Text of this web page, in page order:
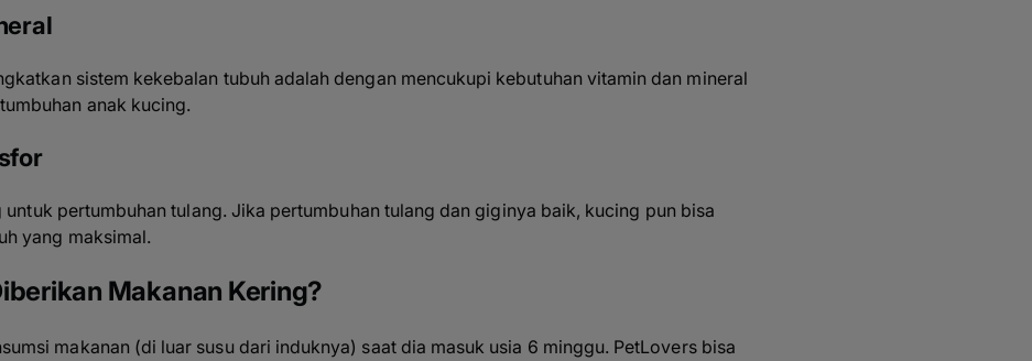
sistem kekebalan tubuh adalah dengan mencukupi kebutuhan vitamin dan mineral
anak kucing.
untuk pertumbuhan tulang. Jika pertumbuhan tulang dan giginya baik, kucing pun bisa
yang maksimal.
Makanan Kering?
makanan (di luar susu dari induknya) saat dia masuk usia 6 minggu. PetLovers bisa